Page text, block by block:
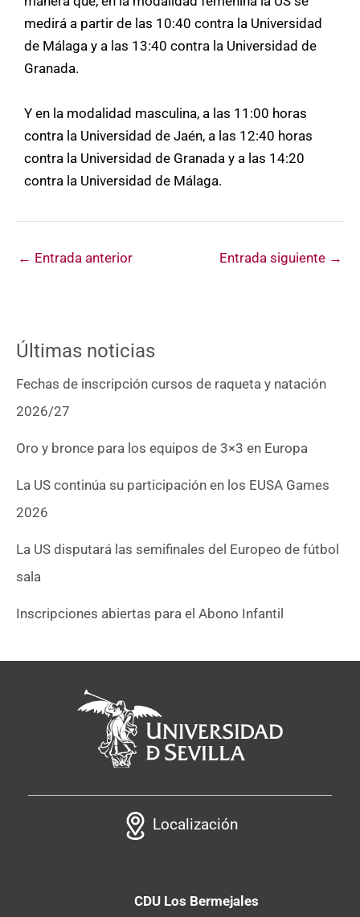
medirá a partir de las 10:40 contra la Universidad
de Málaga y a las 13:40 contra la Universidad de
Granada.
Y en la modalidad masculina, a las 11:00 horas
contra la Universidad de Jaén, a las 12:40 horas
contra la Universidad de Granada y a las 14:20
contra la Universidad de Málaga.
← Entrada anterior Entrada siguiente →
Últimas noticias
Fechas de inscripción cursos de raqueta y natación
2026/27
Oro y bronce para los equipos de 3×3 en Europa
La US continúa su participación en los EUSA Games
2026
La US disputará las semifinales del Europeo de fútbol
sala
Inscripciones abiertas para el Abono Infantil
Localización
CDU Los Bermejales